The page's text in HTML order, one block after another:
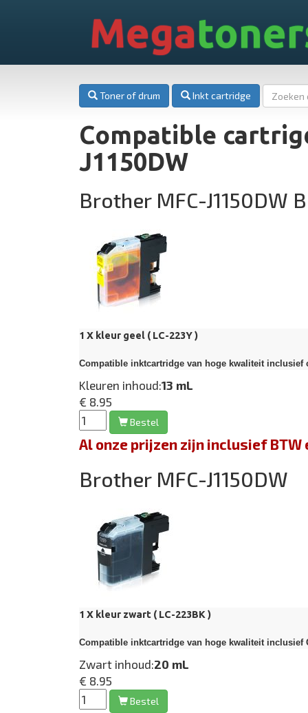
Mega
Toner of drum Inkt cartridge
Compatible
J1150DW
Brother MFC-J1150DW
1 X kleur geel ( LC-223Y )
Compatible inktcartridge van hoge kwaliteit inclusief
Kleuren inhoud:13 mL
€ 8.95
Bestel
Al onze prijzen zijn inclusief
Brother MFC-J1150DW
1 X kleur zwart ( LC-223BK )
Compatible inktcartridge van hoge kwaliteit inclusief
Zwart inhoud:20 mL
€ 8.95
Bestel